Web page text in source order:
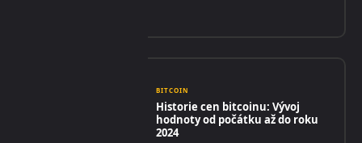
BITCOIN
Historie cen bitcoinu: Vývoj
hodnoty od počátku až do roku
2024